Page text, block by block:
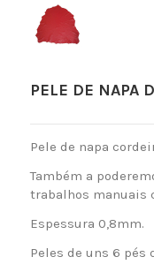
PELE DE NAPA
Pele de napa
Também a
trabalhos manuais
Espessura 0,8mm.
Peles de uns 6 pés